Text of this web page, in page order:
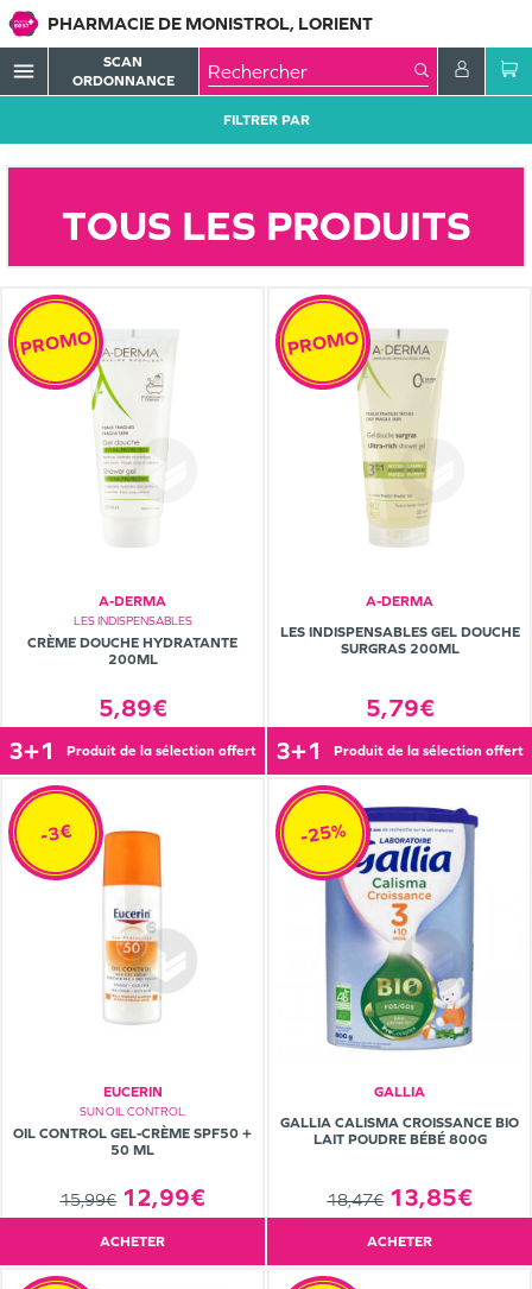
PHARMACIE DE MONISTROL, LORIENT
menu
SCAN
ORDONNANCE
FILTRER PAR
TOUS LES PRODUITS
A-DERMA
LES INDISPENSABLES
CRÈME DOUCHE HYDRATANTE
200ML
5,89€
PROMO
3+1 produit de la sélection offert
A-DERMA
LES INDISPENSABLES GEL DOUCHE
SURGRAS 200ML
5,79€
PROMO
3+1 produit de la sélection offert
EUCERIN
SUN OIL CONTROL
OIL CONTROL GEL-CRÈME SPF50 +
50 ML
15,99€ 12,99€
-3€
ACHETER
GALLIA
GALLIA CALISMA CROISSANCE BIO
LAIT POUDRE BÉBÉ 800G
18,47€ 13,85€
-25%
ACHETER